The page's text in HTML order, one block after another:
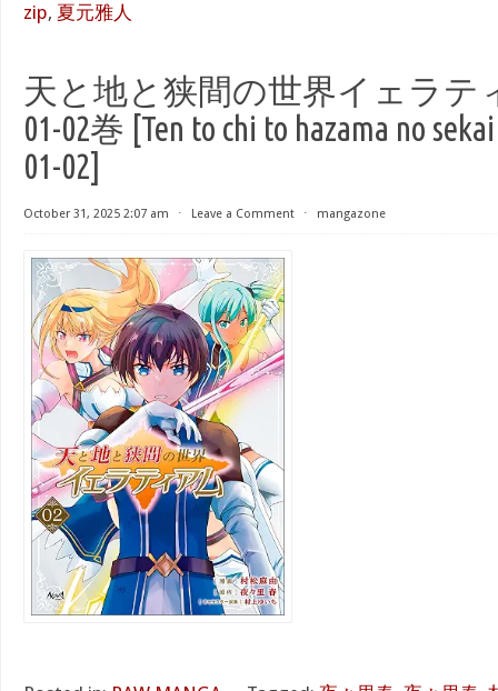
zip, 夏元雅人
天と地と狭間の世界イェラテ
01-02巻 [Ten to chi to hazama no
01-02]
October 31, 2025 2:07 am ⋅ Leave a Comment ⋅ mangazone